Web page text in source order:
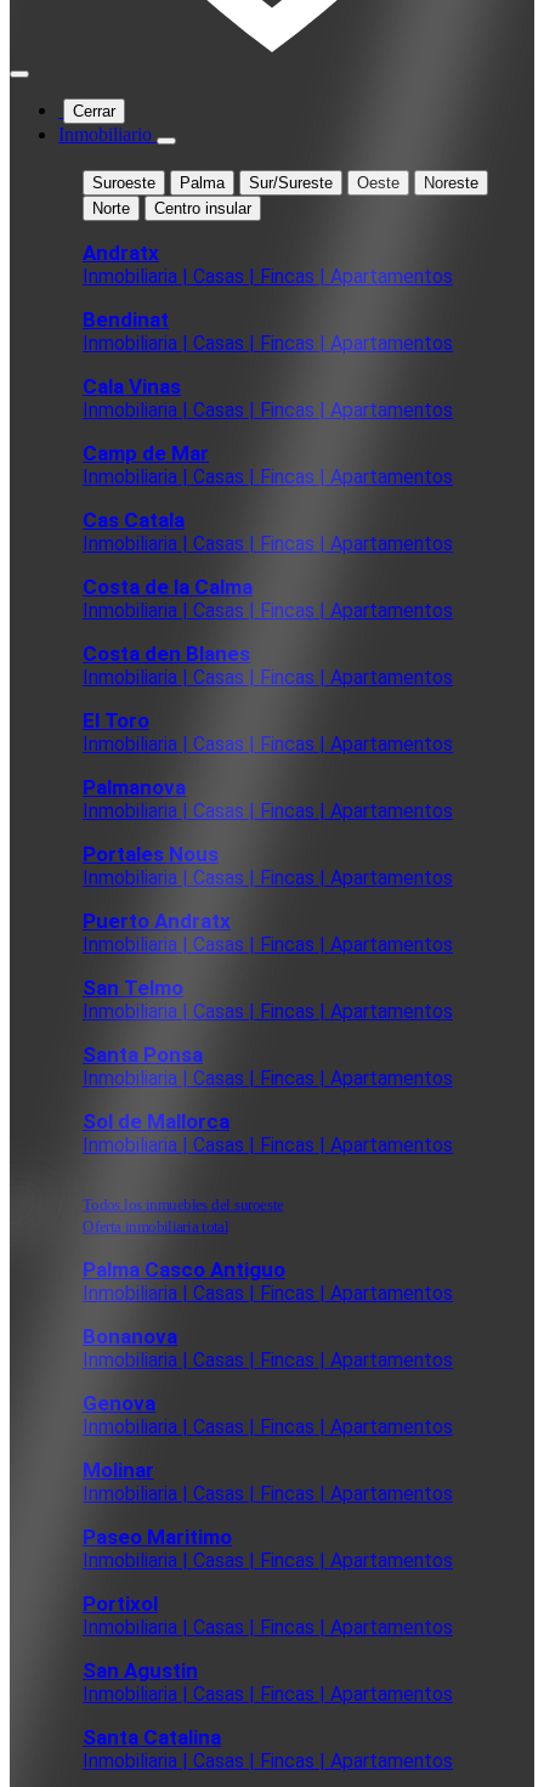
Cerrar
Inmobiliario
Suroeste Palma Sur/Sureste Oeste
Noreste
Norte
Centro insular
Andratx
Inmobiliaria | Casas | Fincas | Apartamentos
Bendinat
Inmobiliaria | Casas | Fincas | Apartamentos
Cala Vinas
Inmobiliaria | Casas | Fincas | Apartamentos
Camp de Mar
Inmobiliaria | Casas | Fincas | Apartamentos
Cas Catala
Inmobiliaria | Casas | Fincas | Apartamentos
Costa de la Calma
Inmobiliaria | Casas | Fincas | Apartamentos
Costa den Blanes
Inmobiliaria | Casas | Fincas | Apartamentos
El Toro
Inmobiliaria | Casas | Fincas | Apartamentos
Palmanova
Inmobiliaria | Casas | Fincas | Apartamentos
Portales Nous
Inmobiliaria | Casas | Fincas | Apartamentos
Puerto Andratx
Inmobiliaria | Casas | Fincas | Apartamentos
San Telmo
Inmobiliaria | Casas | Fincas | Apartamentos
Santa Ponsa
Inmobiliaria | Casas | Fincas | Apartamentos
Sol de Mallorca
Inmobiliaria | Casas | Fincas | Apartamentos
Todos los inmuebles del suroeste
Oferta inmobiliaria total
Palma Casco Antiguo
Inmobiliaria | Casas | Fincas | Apartamentos
Bonanova
Inmobiliaria | Casas | Fincas | Apartamentos
Genova
Inmobiliaria | Casas | Fincas | Apartamentos
Molinar
Inmobiliaria | Casas | Fincas | Apartamentos
Paseo Maritimo
Inmobiliaria | Casas | Fincas | Apartamentos
Portixol
Inmobiliaria | Casas | Fincas | Apartamentos
San Agustin
Inmobiliaria | Casas | Fincas | Apartamentos
Santa Catalina
Inmobiliaria | Casas | Fincas | Apartamentos